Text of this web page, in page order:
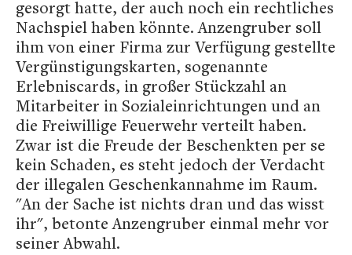
gesorgt hatte, der auch noch ein rechtliches
Nachspiel haben könnte. Anzengruber soll
ihm von einer Firma zur Verfügung gestellte
Vergünstigungskarten, sogenannte
Erlebniscards, in großer Stückzahl an
Mitarbeiter in Sozialeinrichtungen und an
die Freiwillige Feuerwehr verteilt haben.
Zwar ist die Freude der Beschenkten per se
kein Schaden, es steht jedoch der Verdacht
der illegalen Geschenkannahme im Raum.
"An der Sache ist nichts dran und das wisst
ihr", betonte Anzengruber einmal mehr vor
seiner Abwahl.